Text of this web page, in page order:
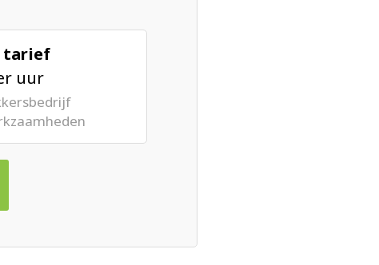
tarief
uur